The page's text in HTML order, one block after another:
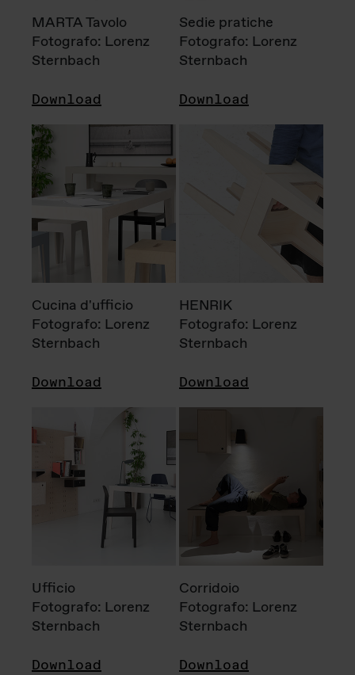
MARTA Tavolo
Fotografo: Lorenz
Sternbach
Download
Sedie pratiche
Fotografo: Lorenz
Sternbach
Download
Cucina d'ufficio
Fotografo: Lorenz
Sternbach
Download
HENRIK
Fotografo: Lorenz
Sternbach
Download
Ufficio
Fotografo: Lorenz
Sternbach
Download
Corridoio
Fotografo: Lorenz
Sternbach
Download